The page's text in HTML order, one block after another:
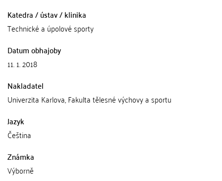
Katedra / ústav / klinika
Technické a úpolové sporty
Datum obhajoby
11. 1. 2018
Nakladatel
Univerzita Karlova, Fakulta tělesné výchovy a sportu
Jazyk
Čeština
Známka
Výborně